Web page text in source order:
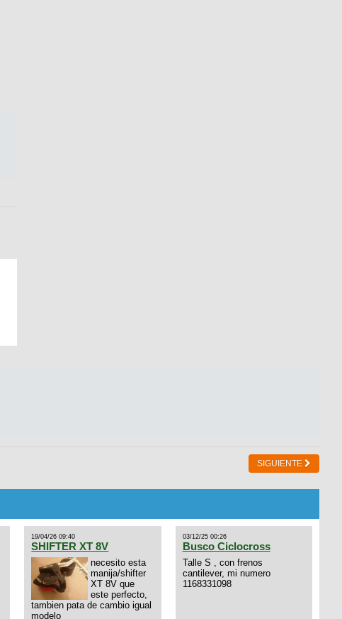
SIGUIENTE
19/04/26 09:40
SHIFTER XT 8V
necesito esta
manija/shifter
XT 8V que
este perfecto,
tambien pata de cambio igual
modelo
03/12/25 00:26
Busco Ciclocross
Talle S , con frenos
cantilever, mi numero
1168331098